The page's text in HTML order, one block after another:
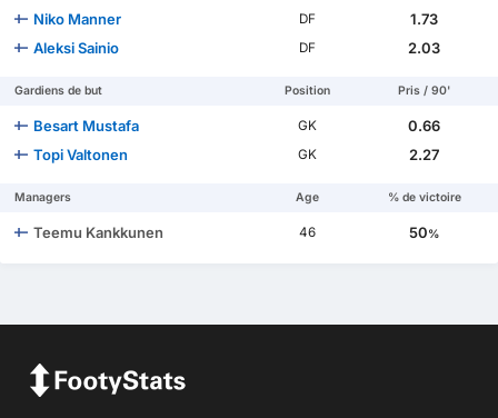
Niko Manner
DF
1.73
Aleksi Sainio
DF 2.03
Gardiens de but Position Pris / 90'
Besart Mustafa GK
0.66
Topi Valtonen
GK 2.27
Managers Age % de victoire
Teemu Kankkunen 46 50%